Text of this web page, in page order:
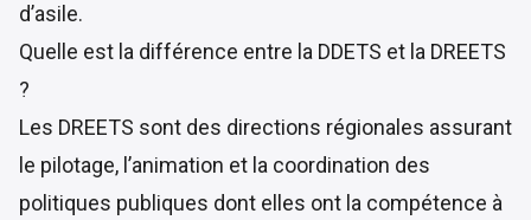
d’asile.
Quelle est la différence entre la DDETS et la DREETS
?
Les DREETS sont des directions régionales assurant
le pilotage, l’animation et la coordination des
politiques publiques dont elles ont la compétence à